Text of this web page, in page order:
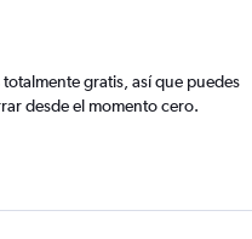
gratis, así que puedes
desde el momento cero.